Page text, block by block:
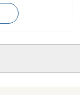
レスポンスが早い